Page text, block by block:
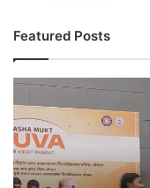
Featured Posts
नशे
के
खिलाफ
युवाओं
ने
बुलंद